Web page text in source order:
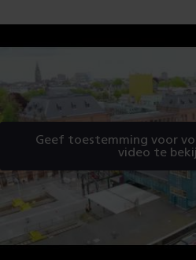
Geef toestemming voor
video te